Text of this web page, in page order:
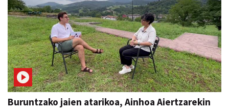
Buruntzako jaien atarikoa, Ainhoa Aiertzarekin